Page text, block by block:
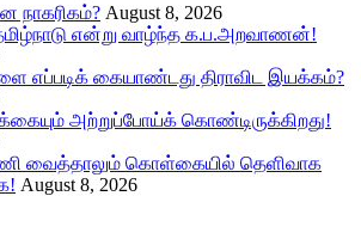
நாகரிகம்? August 8, 2026
என்று வாழ்ந்த க.ப.அறவாணன்!
எப்படிக் கையாண்டது திராவிட இயக்கம்?
அற்றுப்போய்க் கொண்டிருக்கிறது!
வைத்தாலும் கொள்கையில் தெளிவாக
August 8, 2026